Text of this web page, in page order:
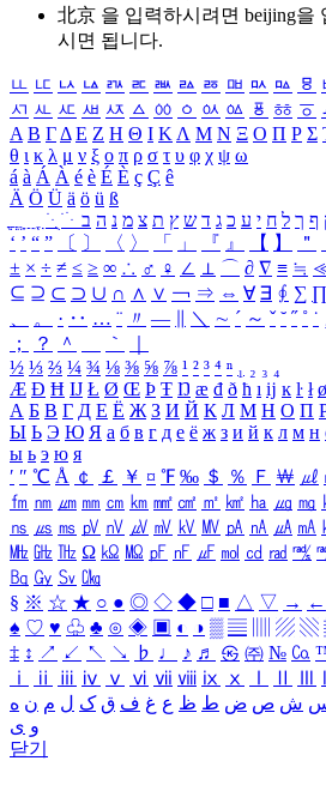
北京 을 입력하시려면 beijing을
시면 됩니다.
ㅥ ㅦ ㅧ ㅨ ㅩ ㅪ ㅫ ㅬ ㅭ ㅮ ㅯ ㅰ ㅱ
ㅺ ㅻ ㅼ ㅽ ㅾ ㅿ ㆀ ㆁ ㆂ ㆃ ㆄ ㆅ ㆆ
Α Β ΓΔ Ε Ζ Η Θ Ι ΚΛ Μ Ν Ξ Ο Π Ρ Σ
θ ι κ λ μ ν ξ ο π ρ σ τ υ φ χ ψ ω
á à Á À é è É È ç Ç ê
Ä Ö Ü ä ö ü ß
ִֶֹ ֻּ ׁׂ ף ך ל ח י ע כ ג ד ש ץ ת צ מ נ ה ב
‘ ’ “ ” 〔 〕 〈 〉 「 」 『 』 【 】 ＂
± × ÷ ≠ ≤ ≥ ∞ ∴ ♂ ♀ ∠ ⊥ ⌒ ∂ ∇ ≡ ≒
⊆ ⊇ ⊂ ⊃ ∪ ∩ ∧ ∨ ￢ ⇒ ⇔ ∀ ∃ ∮ ∑ ∏
、
。 · ‥ … ¨ 〃 ― ＼ ∼ ´ ～ ˇ ˘ ˝ ˚ ˙
；
？ ＾ ｀
½ ⅓ ⅔ ¼ ¾ ⅛ ⅜ ⅝ ⅞ ¹ ² ³ ⁴ ⁿ ₁ ₂ ₃ ₄
Æ Ð Ħ Ĳ Ł Ø Œ Þ Ŧ Ŋ æ đ ð ħ ı ĳ ĸ ŀ ł ø
А Б В Г Д Е Ё Ж З И Й К Л М Н О П
Ы Ь Э Ю Я а б в г д е ё ж з и й к л м н
ы ь э ю я
′ ″ ℃ Å ￠ ￡ ￥ ¤ ℉ ‰ ＄ ％ Ｆ ￦ ㎕
㎙ ㎚ ㎛ ㎜ ㎝ ㎞ ㎟ ㎠ ㎡ ㎢ ㏊ ㎍ ㎎
㎱ ㎲ ㎳ ㎴ ㎵ ㎶ ㎷ ㎸ ㎹ ㎀ ㎁ ㎂ ㎃
㎒ ㎓ ㎔ Ω ㏀ ㏁ ㎊ ㎋ ㎌ ㏖ ㏅ ㎭ ㎮
㏃ ㏉ ㏜ ㏆
§ ※ ☆ ★ ○ ● ◎ ◇ ◆ □ ■ △ ▽ → ←
♠ ♡ ♥ ♧ ♣ ⊙ ◈ ▣ ◐ ◑ ▒ ▤ ▨ ▧
‡ ↕ ↗ ↙ ↖ ↘ ♭ ♩ ♪ ♬ ㉿ ㈜ № ㏇
ⅰ
ⅱ ⅲ ⅳ ⅴ ⅵ ⅶ ⅷ ⅸ ⅹ
ش ص ض ط ظ ع غ ف ق ک ل م ن ه
و ی
닫기